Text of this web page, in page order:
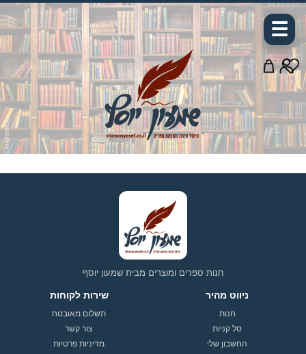
☰
חנות ספרים ומוצרים מבית שמעון יוסף
ניווט מהיר
חנות
סל קניות
החשבון שלי
שירות לקוחות
תשלום מאובטח
צור קשר
מדיניות פרטיות